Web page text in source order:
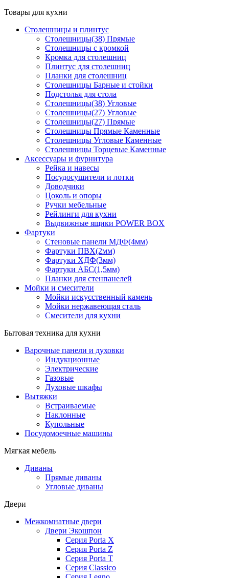
Товары для кухни
Столешницы и плинтус
Столешницы(38) Прямые
Столешницы с кромкой
Кромка для столешниц
Плинтус для столешниц
Планки для столешниц
Столешницы Барные и стойки
Подстолья для стола
Столешницы(38) Угловые
Столешницы(27) Угловые
Столешницы(27) Прямые
Столешницы Прямые Каменные
Столешницы Угловые Каменные
Столешницы Торцевые Каменные
Аксессуары и фурнитура
Рейка и навесы
Посудосушители и лотки
Доводчики
Цоколь и опоры
Ручки мебельные
Рейлинги для кухни
Выдвижные ящики POWER BOX
Фартуки
Стеновые панели МДФ(4мм)
Фартуки ПВХ(2мм)
Фартуки ХДФ(3мм)
Фартуки АБС(1,5мм)
Планки для стенпанелей
Мойки и смесители
Мойки искусственный камень
Мойки нержавеющая сталь
Смесители для кухни
Бытовая техника для кухни
Варочные панели и духовки
Индукционные
Электрические
Газовые
Духовые шкафы
Вытяжки
Встраиваемые
Наклонные
Купольные
Посудомоечные машины
Мягкая мебель
Диваны
Прямые диваны
Угловые диваны
Двери
Межкомнатные двери
Двери Экошпон
Серия Porta X
Серия Porta Z
Серия Porta T
Серия Classico